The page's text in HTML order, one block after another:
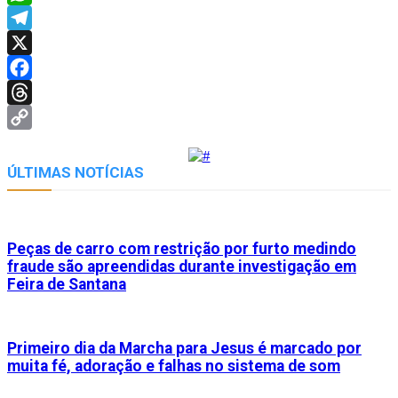
WhatsApp
Telegram
X
Facebook
Threads
Link
ÚLTIMAS NOTÍCIAS
Peças de carro com restrição por furto medindo
fraude são apreendidas durante investigação em
Feira de Santana
Primeiro dia da Marcha para Jesus é marcado por
muita fé, adoração e falhas no sistema de som